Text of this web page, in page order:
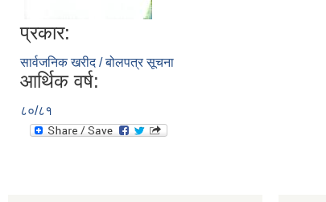
प्रकार:
सार्वजनिक खरीद / बोलपत्र सूचना
आर्थिक वर्ष:
८०/८१